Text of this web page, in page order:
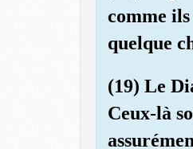
comme
quelque
(19) Le
Ceux-là